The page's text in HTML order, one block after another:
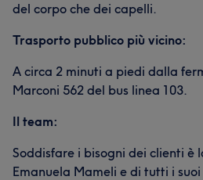
del corpo che dei capelli.
Trasporto pubblico più vicino:
A circa 2 minuti a piedi dalla
Marconi 562 del bus linea 103.
Il team:
Soddisfare i bisogni dei clienti è
Emanuela Mameli e di tutti i